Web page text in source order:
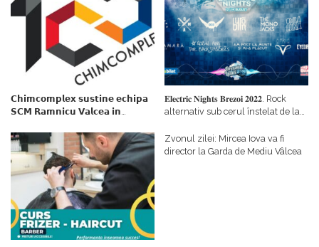
𝗖𝗵𝗶𝗺𝗰𝗼𝗺𝗽𝗹𝗲𝘅 𝘀𝘂𝘀𝘁𝗶𝗻𝗲 𝗲𝗰𝗵𝗶𝗽𝗮
𝗦𝗖𝗠 𝗥𝗮𝗺𝗻𝗶𝗰𝘂 𝗩𝗮𝗹𝗰𝗲𝗮 𝗶𝗻
𝗳𝗶𝗻𝗮𝗻𝘁𝗮𝘁𝗼𝗿
𝐄𝐥𝐞𝐜𝐭𝐫𝐢𝐜 𝐍𝐢𝐠𝐡𝐭𝐬 𝐁𝐫𝐞𝐳𝐨𝐢 𝟐𝟎𝟐𝟐. Rock
alternativ sub cerul înstelat de la
Zvonul zilei: Mircea Iova va fi
director la Garda de Mediu Vâlcea